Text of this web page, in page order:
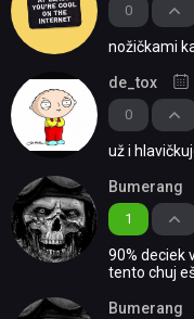
0
nožičkami
0
de_tox
už i
1
Bumerang
90% deciek
tento chuj
Bumerang